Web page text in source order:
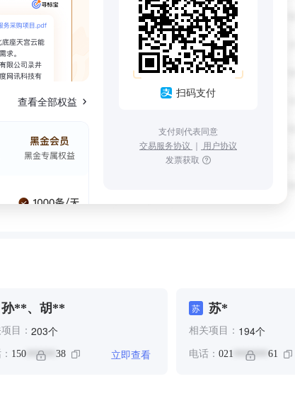
查看全部权益
扫码支付
支付则代表同意
交易服务协议 ｜ 用户协议
发票获取
孙**、胡**
目： 203个
150 ****** 38 立即查看
苏 苏*
相关项目： 194个
电话： 021 ******* 61